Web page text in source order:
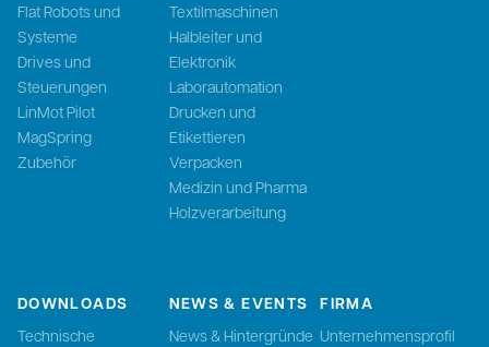
Flat Robots und
Systeme
Drives und
Steuerungen
LinMot Pilot
MagSpring
Zubehör
Textilmaschinen
Halbleiter und
Elektronik
Laborautomation
Drucken und
Etikettieren
Verpacken
Medizin und Pharma
Holzverarbeitung
DOWNLOADS
Technische
NEWS & EVENTS
News & Hintergründe
FIRMA
Unternehmensprofil